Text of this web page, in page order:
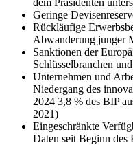
Geringe
Rückläufige
Abwanderung junger
Sanktionen der
Schlüsselbranchen
Unternehmen und
Niedergang des
2024 3,8 % des BIP
2021)
Eingeschränkte
Daten seit Beginn